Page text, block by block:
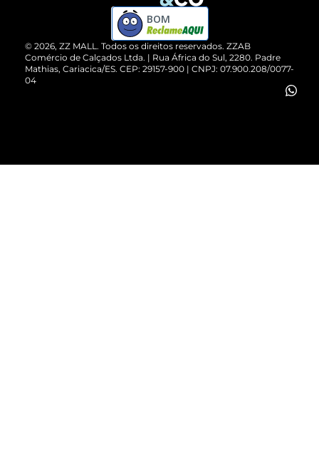
Cartão Presente
Vendas Corporativas
Compre pelo WhatsApp
© 2026, ZZ MALL. Todos os direitos reservados. ZZAB
Comércio de Calçados Ltda. | Rua África do Sul, 2280. Padre
Mathias, Cariacica/ES. CEP: 29157-900 | CNPJ: 07.900.208/0077-
04
BOM